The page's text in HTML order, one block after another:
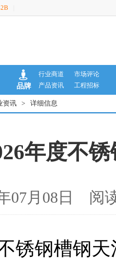
品牌
行业商道
市场评论
产品资讯
工程招标
资讯 > 详细信息
年度不
07月08日
锈钢槽钢